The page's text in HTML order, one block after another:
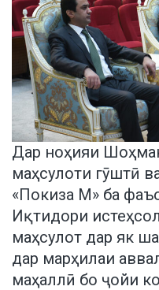
Дар ноҳияи
маҳсулоти гӯштӣ
«Покиза М» ба
Иқтидори
маҳсулот дар як
дар марҳилаи
маҳаллӣ бо ҷойи